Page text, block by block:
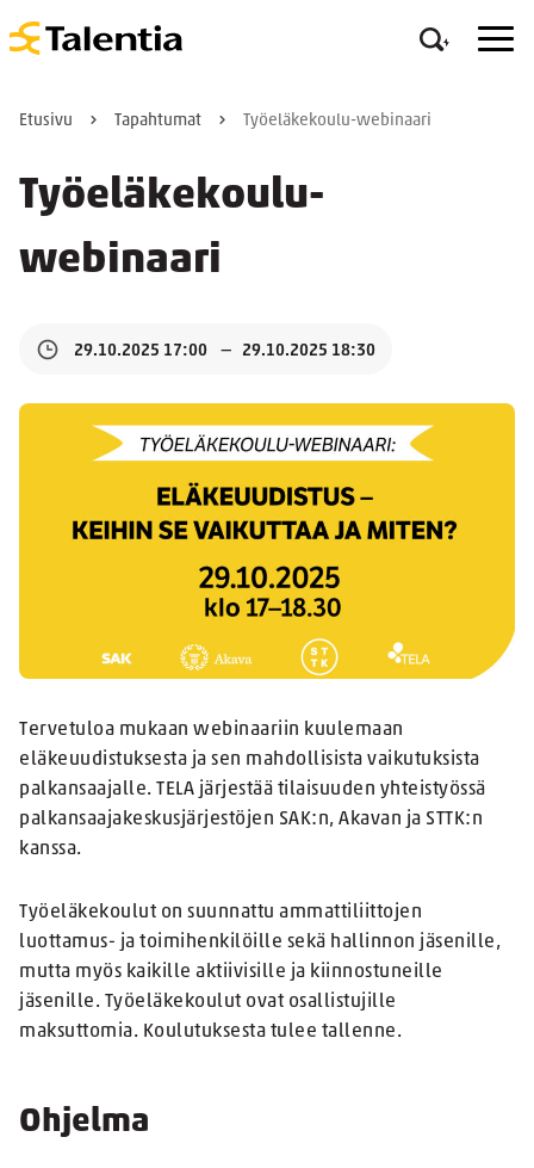
Etusivu Tapahtumat Työeläkekoulu-webinaari
Työeläkekoulu-
webinaari
29.10.2025 17:00 29.10.2025 18:30
Tervetuloa mukaan webinaariin kuulemaan
eläkeuudistuksesta ja sen mahdollisista vaikutuksista
palkansaajalle. TELA järjestää tilaisuuden yhteistyössä
palkansaajakeskusjärjestöjen SAK:n, Akavan ja STTK:n
kanssa.
Työeläkekoulut on suunnattu ammattiliittojen
luottamus- ja toimihenkilöille sekä hallinnon jäsenille,
mutta myös kaikille aktiivisille ja kiinnostuneille
jäsenille. Työeläkekoulut ovat osallistujille
maksuttomia. Koulutuksesta tulee tallenne.
Ohjelma